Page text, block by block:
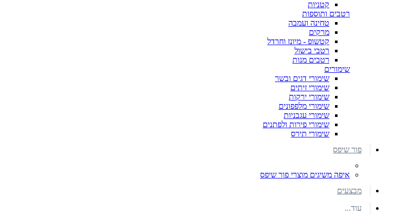
קטניות
רטבים ותוספות
טחינה ועמבה
מרקים
קטשופ - מיונז וחרדל
רטבי בישול
רטבים מנות
שימורים
שימורי דגים ובשר
שימורי זיתים
שימורי ירקות
שימורי מלפפונים
שימורי עגבניות
שימורי פירות ולפתנים
שימורי תירס
פור שיפס
איפה משיגים מוצרי פור שיפס
מבצעים
עוד...